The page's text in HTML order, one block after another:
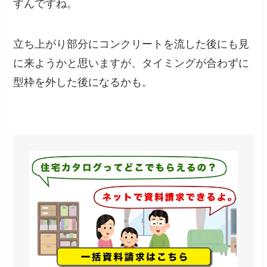
すんですね。
立ち上がり部分にコンクリートを流した後にも見
に来ようかと思いますが、タイミングが合わずに
型枠を外した後になるかも。